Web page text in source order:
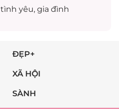
tình yêu, gia đình
ĐẸP+
XÃ HỘI
SÀNH